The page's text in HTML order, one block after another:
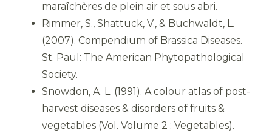
maraîchères de plein air et sous abri.
Rimmer, S., Shattuck, V., & Buchwaldt, L.
(2007). Compendium of Brassica Diseases.
St. Paul: The American Phytopathological
Society.
Snowdon, A. L. (1991). A colour atlas of post-
harvest diseases & disorders of fruits &
vegetables (Vol. Volume 2 : Vegetables).